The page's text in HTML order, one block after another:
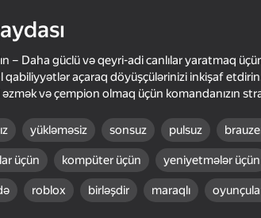
Hybrid Story
80
Epic Battle: Super Fighters
– Daha güclü və qeyri-adi canlılar yaratmaq
qabiliyyətlər açaraq döyüşçülərinizi inkişaf
və çempion olmaq üçün komandanızın
yükləməsiz sonsuz pulsuz
üçün kompüter üçün yeniyetmələr üçün
roblox birləşdir maraqlı